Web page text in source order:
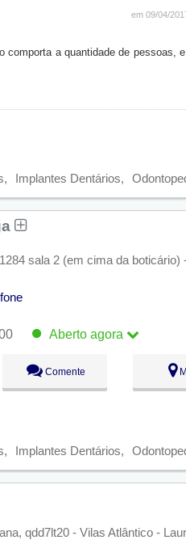
em 09/04/
comporta a quantidade de pessoas,
Implantes Dentários
sala 2 (em cima da
Aberto agora
Comente
Implantes Dentários
qdd7lt20 - Vilas Atlântico -